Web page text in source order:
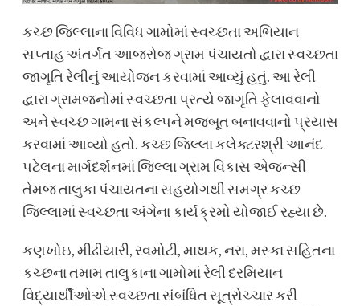
કચ્છ જિલ્લાના વિવિધ ગામોમાં સ્વચ્છતા અભિયાન
સપ્તાહ અંતર્ગત આજરોજ ગ્રામ પંચાયતો દ્વારા સ્વચ્છતા
જાગૃતિ રેલીનું આયોજન કરવામાં આવ્યું હતું. આ રેલી
દ્વારા ગ્રામજનોમાં સ્વચ્છતા પ્રત્યે જાગૃતિ ફેલાવવાનો
અને સ્વચ્છ ગામના સંકલ્પને મજબૂત બનાવવાનો પ્રયાસ
કરવામાં આવ્યો હતો. કચ્છ જિલ્લા કલેક્ટરશ્રી આનંદ
પટેલના માર્ગદર્શનમાં જિલ્લા ગ્રામ વિકાસ એજન્સી
તેમજ તાલુકા પંચાયતના સહયોગથી સમગ્ર કચ્છ
જિલ્લામાં સ્વચ્છતા અંગેના કાર્યક્રમો યોજાઈ રહ્યા છે.
કણખોઇ, મીઢીંયારી, રવમોટી, માથક, નરા, મસ્કા સહિતના
કચ્છના તમામ તાલુકાના ગામોમાં રેલી દરમિયાન
વિદ્યાર્થીઓએ સ્વચ્છતા સંબંધિત સૂત્રોચ્ચાર કરી